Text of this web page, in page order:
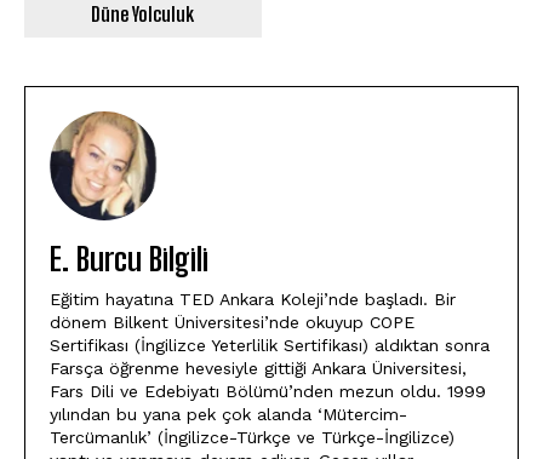
Düne Yolculuk
E. Burcu Bilgili
Eğitim hayatına TED Ankara Koleji’nde başladı. Bir
dönem Bilkent Üniversitesi’nde okuyup COPE
Sertifikası (İngilizce Yeterlilik Sertifikası) aldıktan sonra
Farsça öğrenme hevesiyle gittiği Ankara Üniversitesi,
Fars Dili ve Edebiyatı Bölümü’nden mezun oldu. 1999
yılından bu yana pek çok alanda ‘Mütercim-
Tercümanlık’ (İngilizce-Türkçe ve Türkçe-İngilizce)